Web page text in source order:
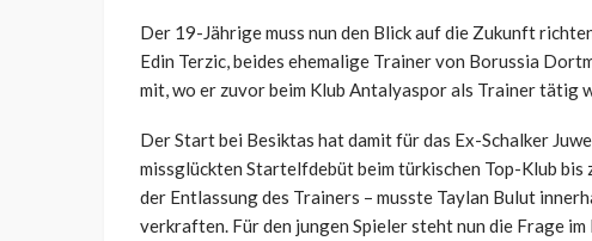
Der 19-Jährige muss nun den Blick auf die Zukunft
Edin Terzic, beides ehemalige Trainer von Borussia
mit, wo er zuvor beim Klub Antalyaspor als Trainer tätig
Der Start bei Besiktas hat damit für das Ex-Schalker
missglückten Startelfdebüt beim türkischen Top-Klub bis
der Entlassung des Trainers – musste Taylan Bulut
verkraften. Für den jungen Spieler steht nun die Frage